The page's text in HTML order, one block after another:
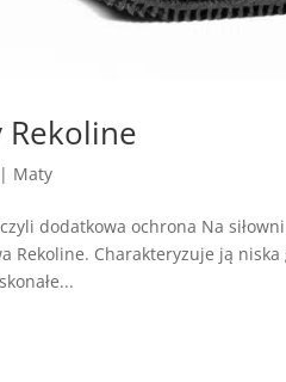
Rekoline
| Maty
dodatkowa ochrona Na
Rekoline. Charakteryzuje ją